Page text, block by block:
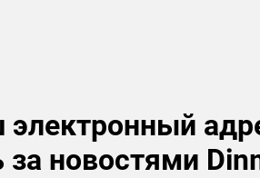
новостями